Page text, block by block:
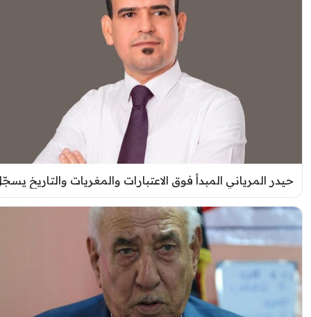
المرياني المبدأ فوق الاعتبارات والمغريات والتاريخ يسجّل